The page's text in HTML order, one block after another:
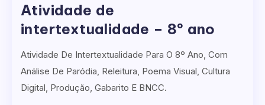
Atividade de
intertextualidade – 8º ano
Atividade De Intertextualidade Para O 8º Ano, Com
Análise De Paródia, Releitura, Poema Visual, Cultura
Digital, Produção, Gabarito E BNCC.